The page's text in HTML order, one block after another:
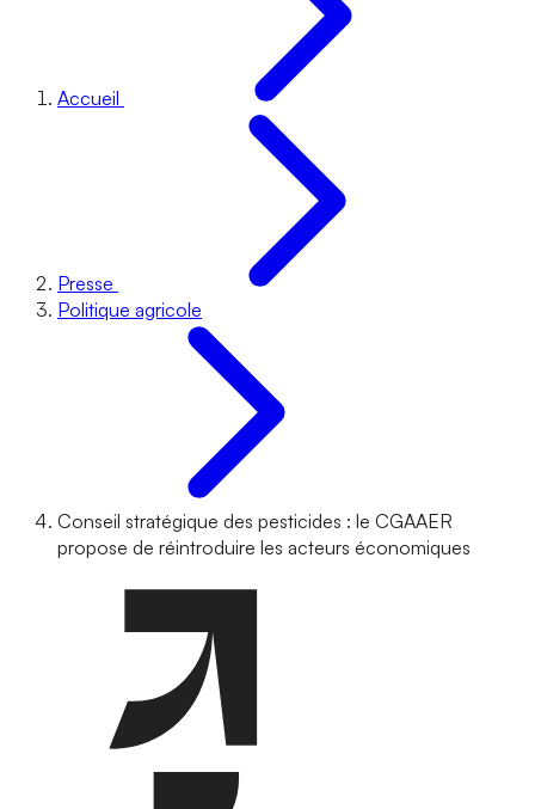
Accueil
Presse
Politique agricole
Conseil stratégique des pesticides : le CGAAER
propose de réintroduire les acteurs économiques